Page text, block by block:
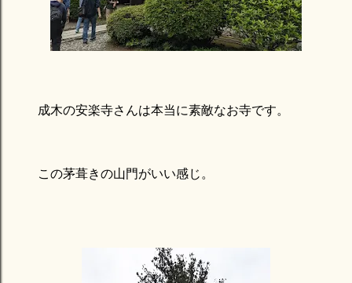
成木の安楽寺さんは本当に素敵なお寺です。
この茅葺きの山門がいい感じ。